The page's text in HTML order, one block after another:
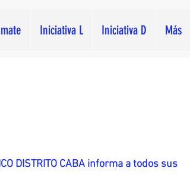
Iniciativa L Iniciativa D Más
DISTRITO CABA informa a todos sus